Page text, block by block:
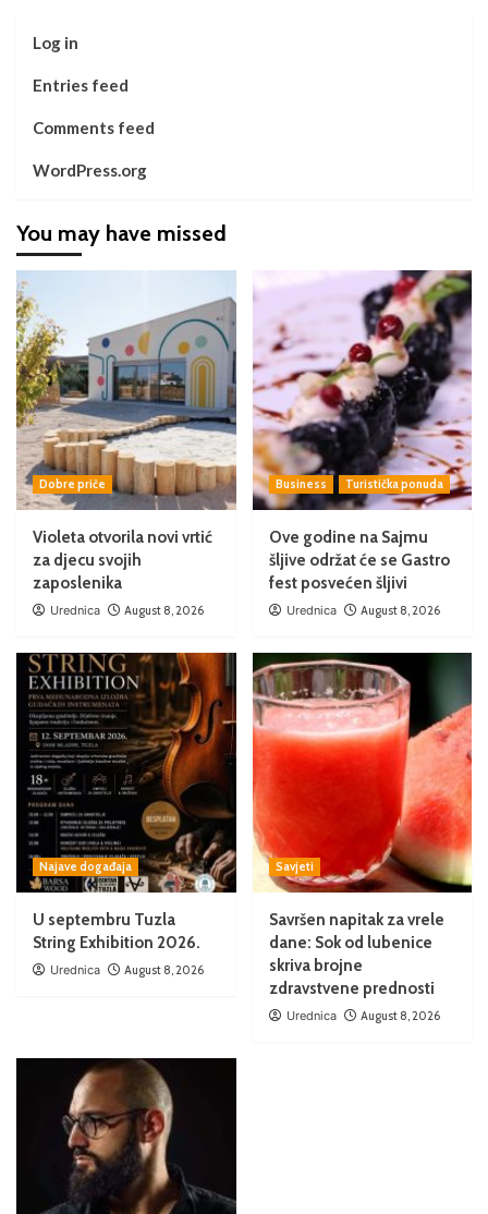
Log in
Entries feed
Comments feed
WordPress.org
You may have missed
Dobre priče
Violeta otvorila novi vrtić
za djecu svojih
zaposlenika
Urednica August 8, 2026
Business Turistička ponuda
Ove godine na Sajmu
šljive održat će se Gastro
fest posvećen šljivi
Urednica August 8, 2026
Najave događaja
U septembru Tuzla
String Exhibition 2026.
Urednica August 8, 2026
Savjeti
Savršen napitak za vrele
dane: Sok od lubenice
skriva brojne
zdravstvene prednosti
Urednica August 8, 2026